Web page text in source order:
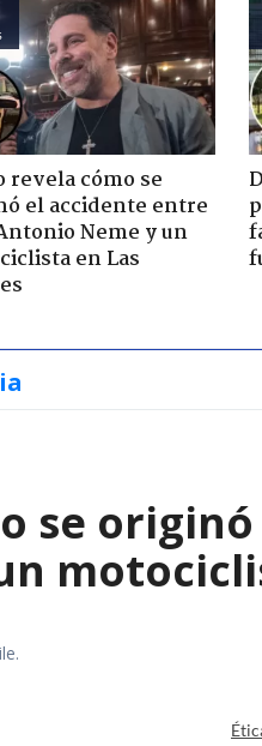
revela cómo se
el accidente entre
Neme y un
en Las
se